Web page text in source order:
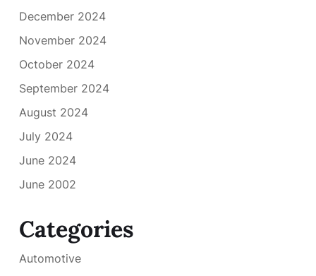
December 2024
November 2024
October 2024
September 2024
August 2024
July 2024
June 2024
June 2002
Categories
Automotive